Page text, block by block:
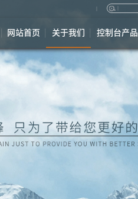
网站首页 关于我们 控制台产品